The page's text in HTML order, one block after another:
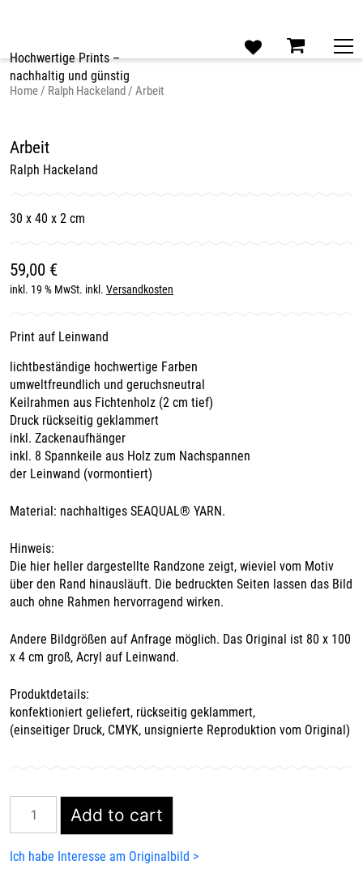
Hochwertige Prints –
nachhaltig und günstig
Home/ Ralph Hackeland/ Arbeit
Arbeit
Ralph Hackeland
30 x 40 x 2 cm
59,00 €
inkl. 19 % MwSt. inkl. Versandkosten
Print auf Leinwand
lichtbeständige hochwertige Farben
umweltfreundlich und geruchsneutral
Keilrahmen aus Fichtenholz (2 cm tief)
Druck rückseitig geklammert
inkl. Zackenaufhänger
inkl. 8 Spannkeile aus Holz zum Nachspannen
der Leinwand (vormontiert)
Material: nachhaltiges SEAQUAL® YARN.
Hinweis:
Die hier heller dargestellte Randzone zeigt, wieviel vom Motiv
über den Rand hinausläuft. Die bedruckten Seiten lassen das Bild
auch ohne Rahmen hervorragend wirken.
Andere Bildgrößen auf Anfrage möglich. Das Original ist 80 x 100
x 4 cm groß, Acryl auf Leinwand.
Produktdetails:
konfektioniert geliefert, rückseitig geklammert,
(einseitiger Druck, CMYK, unsignierte Reproduktion vom Original)
quantity
Add to cart
Ich habe Interesse am Originalbild >